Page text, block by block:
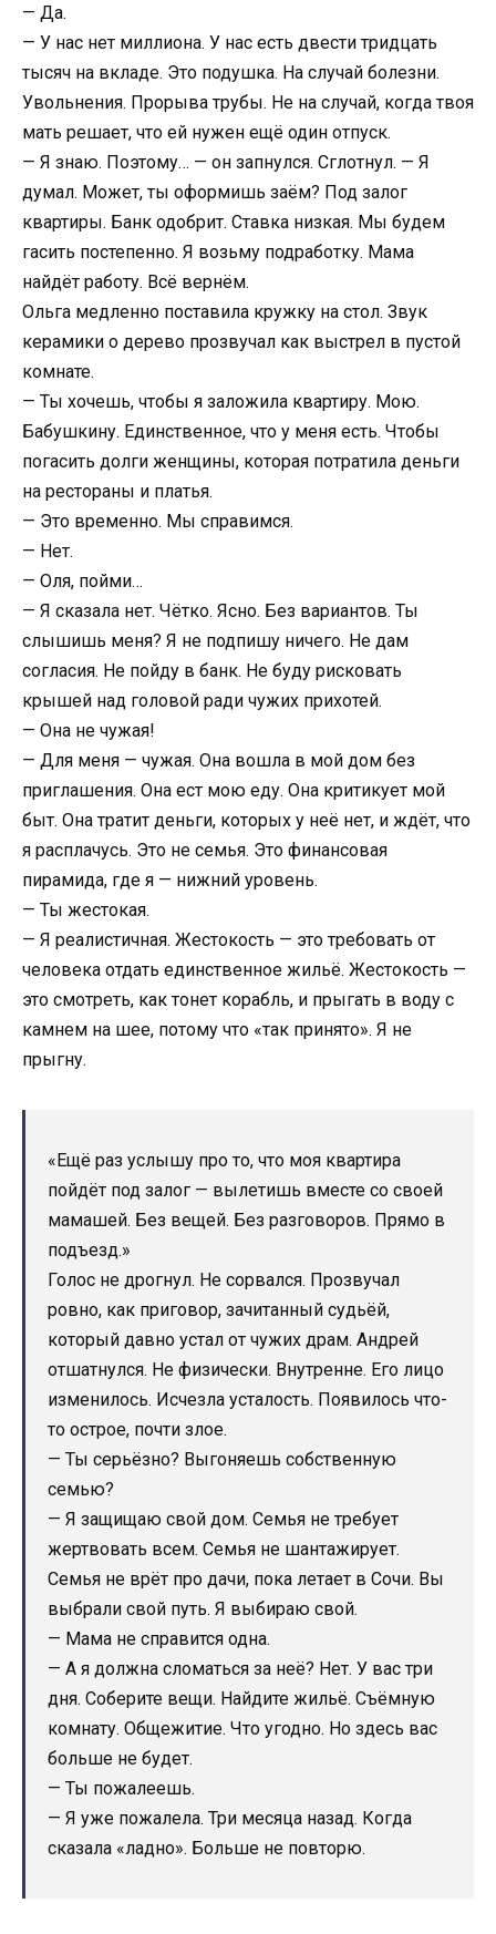
— Да.
— У нас нет миллиона. У нас есть двести тридцать
тысяч на вкладе. Это подушка. На случай болезни.
Увольнения. Прорыва трубы. Не на случай, когда твоя
мать решает, что ей нужен ещё один отпуск.
— Я знаю. Поэтому… — он запнулся. Сглотнул. — Я
думал. Может, ты оформишь заём? Под залог
квартиры. Банк одобрит. Ставка низкая. Мы будем
гасить постепенно. Я возьму подработку. Мама
найдёт работу. Всё вернём.
Ольга медленно поставила кружку на стол. Звук
керамики о дерево прозвучал как выстрел в пустой
комнате.
— Ты хочешь, чтобы я заложила квартиру. Мою.
Бабушкину. Единственное, что у меня есть. Чтобы
погасить долги женщины, которая потратила деньги
на рестораны и платья.
— Это временно. Мы справимся.
— Нет.
— Оля, пойми…
— Я сказала нет. Чётко. Ясно. Без вариантов. Ты
слышишь меня? Я не подпишу ничего. Не дам
согласия. Не пойду в банк. Не буду рисковать
крышей над головой ради чужих прихотей.
— Она не чужая!
— Для меня — чужая. Она вошла в мой дом без
приглашения. Она ест мою еду. Она критикует мой
быт. Она тратит деньги, которых у неё нет, и ждёт, что
я расплачусь. Это не семья. Это финансовая
пирамида, где я — нижний уровень.
— Ты жестокая.
— Я реалистичная. Жестокость — это требовать от
человека отдать единственное жильё. Жестокость —
это смотреть, как тонет корабль, и прыгать в воду с
камнем на шее, потому что «так принято». Я не
прыгну.
«Ещё раз услышу про то, что моя квартира
пойдёт под залог — вылетишь вместе со своей
мамашей. Без вещей. Без разговоров. Прямо в
подъезд.»
Голос не дрогнул. Не сорвался. Прозвучал
ровно, как приговор, зачитанный судьёй,
который давно устал от чужих драм. Андрей
отшатнулся. Не физически. Внутренне. Его лицо
изменилось. Исчезла усталость. Появилось что-
то острое, почти злое.
— Ты серьёзно? Выгоняешь собственную
семью?
— Я защищаю свой дом. Семья не требует
жертвовать всем. Семья не шантажирует.
Семья не врёт про дачи, пока летает в Сочи. Вы
выбрали свой путь. Я выбираю свой.
— Мама не справится одна.
— А я должна сломаться за неё? Нет. У вас три
дня. Соберите вещи. Найдите жильё. Съёмную
комнату. Общежитие. Что угодно. Но здесь вас
больше не будет.
— Ты пожалеешь.
— Я уже пожалела. Три месяца назад. Когда
сказала «ладно». Больше не повторю.